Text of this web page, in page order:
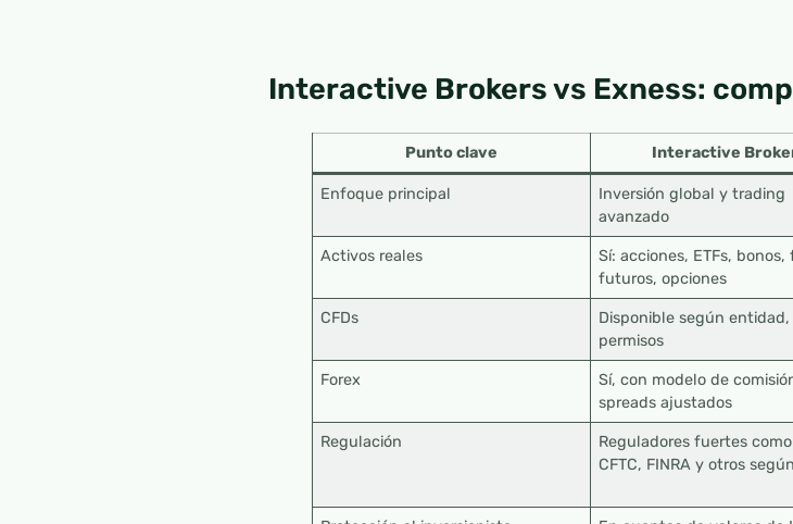
Interactive Brokers vs Exness:
Punto clave Interactive
Enfoque principal
Inversión global y trading
avanzado
Activos reales
Sí: acciones, ETFs, bonos,
futuros, opciones
CFDs
Disponible según entidad,
permisos
Forex
Sí, con modelo de
spreads ajustados
Regulación
Reguladores fuertes como
CFTC, FINRA y otros